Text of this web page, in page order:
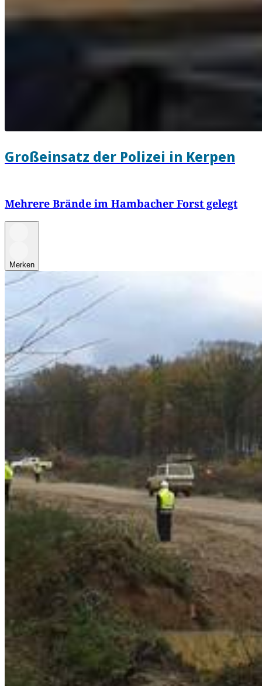
Großeinsatz der Polizei in Kerpen
Mehrere Brände im Hambacher Forst gelegt
Merken